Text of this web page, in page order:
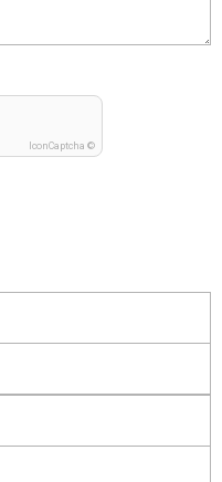
IconCaptcha ©